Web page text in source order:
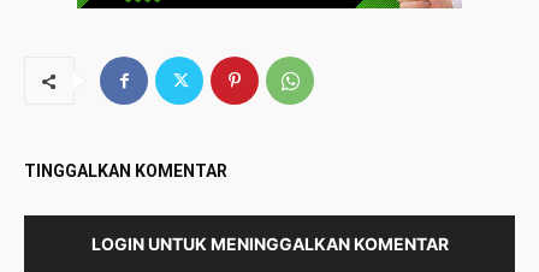
TINGGALKAN KOMENTAR
LOGIN UNTUK MENINGGALKAN KOMENTAR